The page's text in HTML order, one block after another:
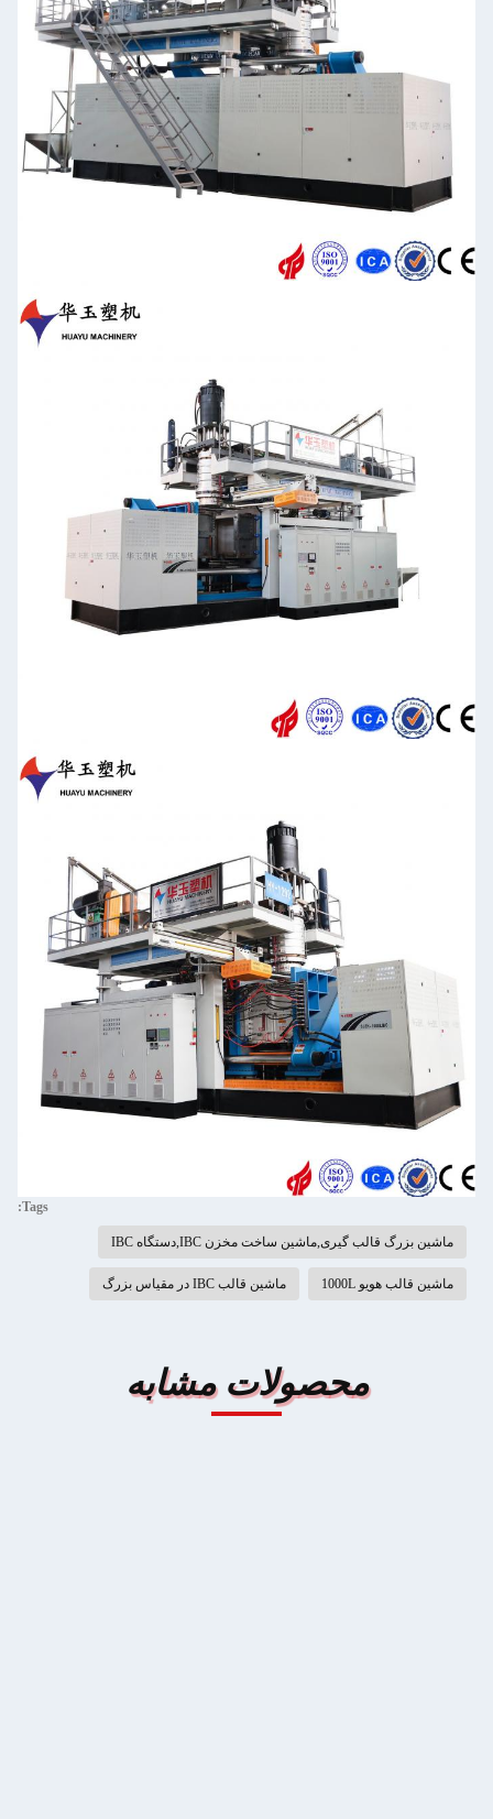
Tags:
ماشین بزرگ قالب گیری,ماشین ساخت مخزن IBC,دستگاه IBC
ماشین قالب هویو 1000L ماشین قالب IBC در مقیاس بزرگ
محصولات مشابه